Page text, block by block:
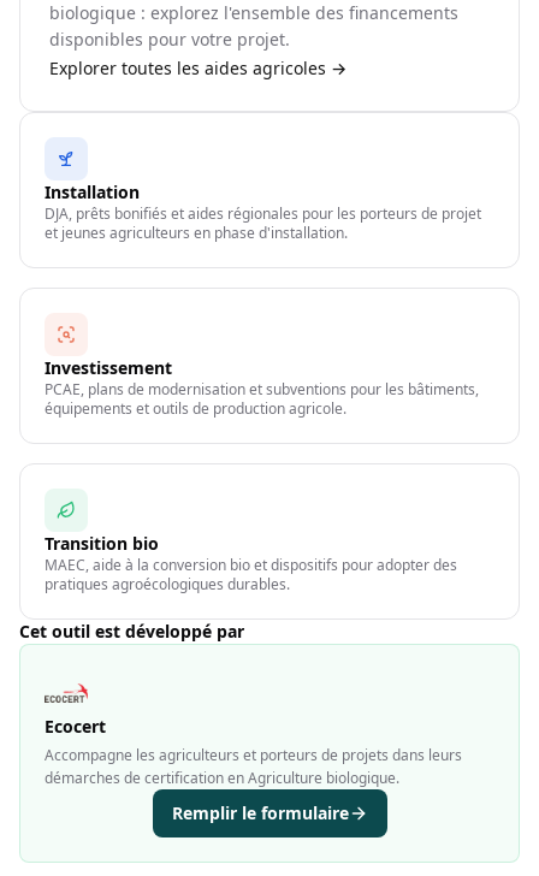
biologique : explorez l'ensemble des financements
disponibles pour votre projet.
Explorer toutes les aides agricoles →
Installation
DJA, prêts bonifiés et aides régionales pour les porteurs de projet
et jeunes agriculteurs en phase d'installation.
Investissement
PCAE, plans de modernisation et subventions pour les bâtiments,
équipements et outils de production agricole.
Transition bio
MAEC, aide à la conversion bio et dispositifs pour adopter des
pratiques agroécologiques durables.
Cet outil est développé par
Ecocert
Accompagne les agriculteurs et porteurs de projets dans leurs
démarches de certification en Agriculture biologique.
Remplir le formulaire